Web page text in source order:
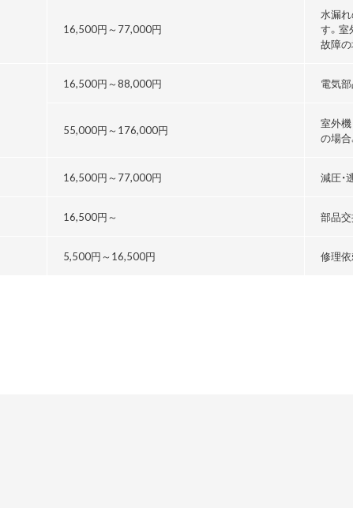
16,500円～ 77,000円
水漏
す。
故障
16,500円～88,000円 電気
55,000円～176,000円
室外
の場合
16,500円～ 77,000円 減圧・
16,500円～ 部品
5,500円～ 16,500円 修理